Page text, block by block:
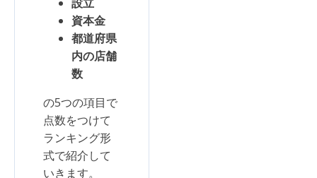
資本金
都道府県
内の店舗
数
の5つの項目で
点数をつけて
ランキング形
式で紹介して
いきます。